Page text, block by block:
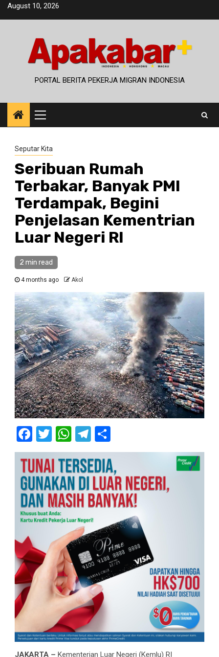
SkipAugust 10, 2026
PORTAL BERITA PEKERJA MIGRAN INDONESIA
Primary
Menu
Seputar Kita
Seribuan Rumah
Terbakar, Banyak PMI
Terdampak, Begini
Penjelasan Kementrian
Luar Negeri RI
2 min read
4 months ago Akol
Facebook
Twitter
WhatsApp
Telegram
JAKARTA – Kementerian Luar Negeri (Kemlu) RI